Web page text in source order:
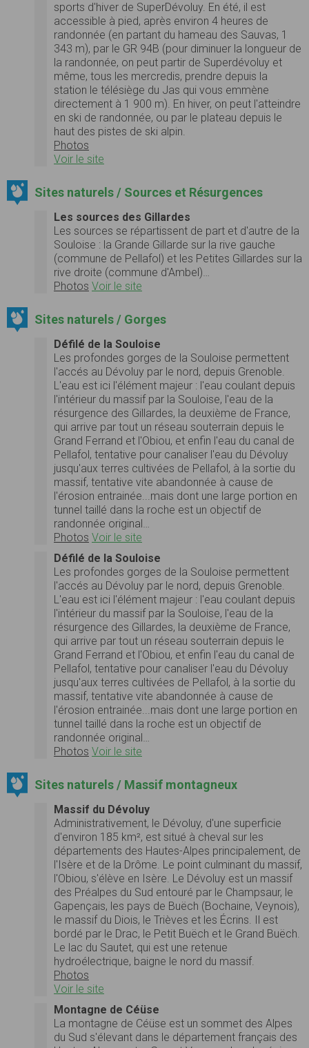
sports d'hiver de SuperDévoluy. En été, il est
accessible à pied, après environ 4 heures de
randonnée (en partant du hameau des Sauvas, 1
343 m), par le GR 94B (pour diminuer la longueur de
la randonnée, on peut partir de Superdévoluy et
même, tous les mercredis, prendre depuis la
station le télésiège du Jas qui vous emmène
directement à 1 900 m). En hiver, on peut l'atteindre
en ski de randonnée, ou par le plateau depuis le
haut des pistes de ski alpin.
Photos
Voir le site
Sites naturels / Sources et Résurgences
Les sources des Gillardes
Les sources se répartissent de part et d'autre de la
Souloise : la Grande Gillarde sur la rive gauche
(commune de Pellafol) et les Petites Gillardes sur la
rive droite (commune d'Ambel)…
Photos Voir le site
Sites naturels / Gorges
Défilé de la Souloise
Les profondes gorges de la Souloise permettent
l'accés au Dévoluy par le nord, depuis Grenoble.
L'eau est ici l'élément majeur : l'eau coulant depuis
l'intérieur du massif par la Souloise, l'eau de la
résurgence des Gillardes, la deuxième de France,
qui arrive par tout un réseau souterrain depuis le
Grand Ferrand et l'Obiou, et enfin l'eau du canal de
Pellafol, tentative pour canaliser l'eau du Dévoluy
jusqu'aux terres cultivées de Pellafol, à la sortie du
massif, tentative vite abandonnée à cause de
l'érosion entrainée...mais dont une large portion en
tunnel taillé dans la roche est un objectif de
randonnée original…
Photos Voir le site
Défilé de la Souloise
Les profondes gorges de la Souloise permettent
l'accés au Dévoluy par le nord, depuis Grenoble.
L'eau est ici l'élément majeur : l'eau coulant depuis
l'intérieur du massif par la Souloise, l'eau de la
résurgence des Gillardes, la deuxième de France,
qui arrive par tout un réseau souterrain depuis le
Grand Ferrand et l'Obiou, et enfin l'eau du canal de
Pellafol, tentative pour canaliser l'eau du Dévoluy
jusqu'aux terres cultivées de Pellafol, à la sortie du
massif, tentative vite abandonnée à cause de
l'érosion entrainée...mais dont une large portion en
tunnel taillé dans la roche est un objectif de
randonnée original…
Photos Voir le site
Sites naturels / Massif montagneux
Massif du Dévoluy
Administrativement, le Dévoluy, d'une superficie
d'environ 185 km², est situé à cheval sur les
départements des Hautes-Alpes principalement, de
l'Isère et de la Drôme. Le point culminant du massif,
l'Obiou, s'élève en Isère. Le Dévoluy est un massif
des Préalpes du Sud entouré par le Champsaur, le
Gapençais, les pays de Buëch (Bochaine, Veynois),
le massif du Diois, le Trièves et les Écrins. Il est
bordé par le Drac, le Petit Buëch et le Grand Buëch.
Le lac du Sautet, qui est une retenue
hydroélectrique, baigne le nord du massif.
Photos
Voir le site
Montagne de Céüse
La montagne de Céüse est un sommet des Alpes
du Sud s'élevant dans le département français des